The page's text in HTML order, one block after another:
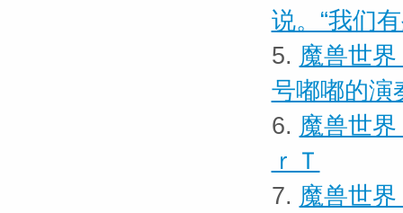
说。“我们
5. 魔兽世
号嘟嘟的演
6. 魔兽世
ｒＴ
7. 魔兽世